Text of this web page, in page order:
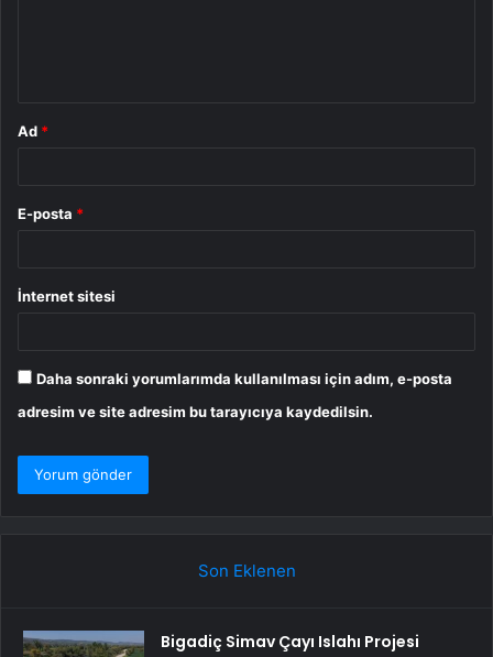
Ad *
E-posta *
İnternet sitesi
Daha sonraki yorumlarımda kullanılması için adım, e-posta
adresim ve site adresim bu tarayıcıya kaydedilsin.
Son Eklenen
Bigadiç Simav Çayı Islahı Projesi